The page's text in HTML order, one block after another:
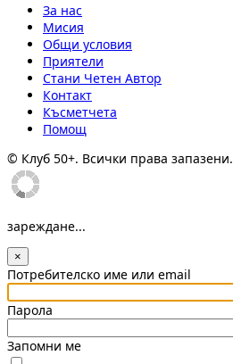
За нас
Мисия
Общи условия
Приятели
Стани Четен Автор
Контакт
Късметчета
Помощ
© Клуб 50+. Всички права запазени.
зареждане...
×
Потребителско име или email
Парола
Запомни ме